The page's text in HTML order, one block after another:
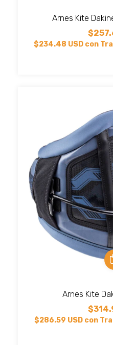
Arnes Kite
$234.48 USD con
Arnes Kite
$286.59 USD con